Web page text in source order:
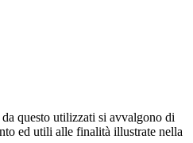
questo utilizzati si avvalgono di
ed utili alle finalità illustrate nella